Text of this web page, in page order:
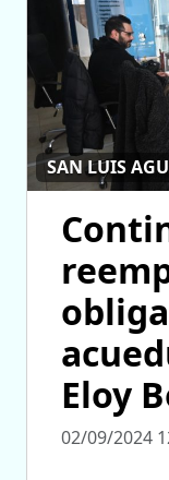
SAN LUIS
Eloy
02/09/2024